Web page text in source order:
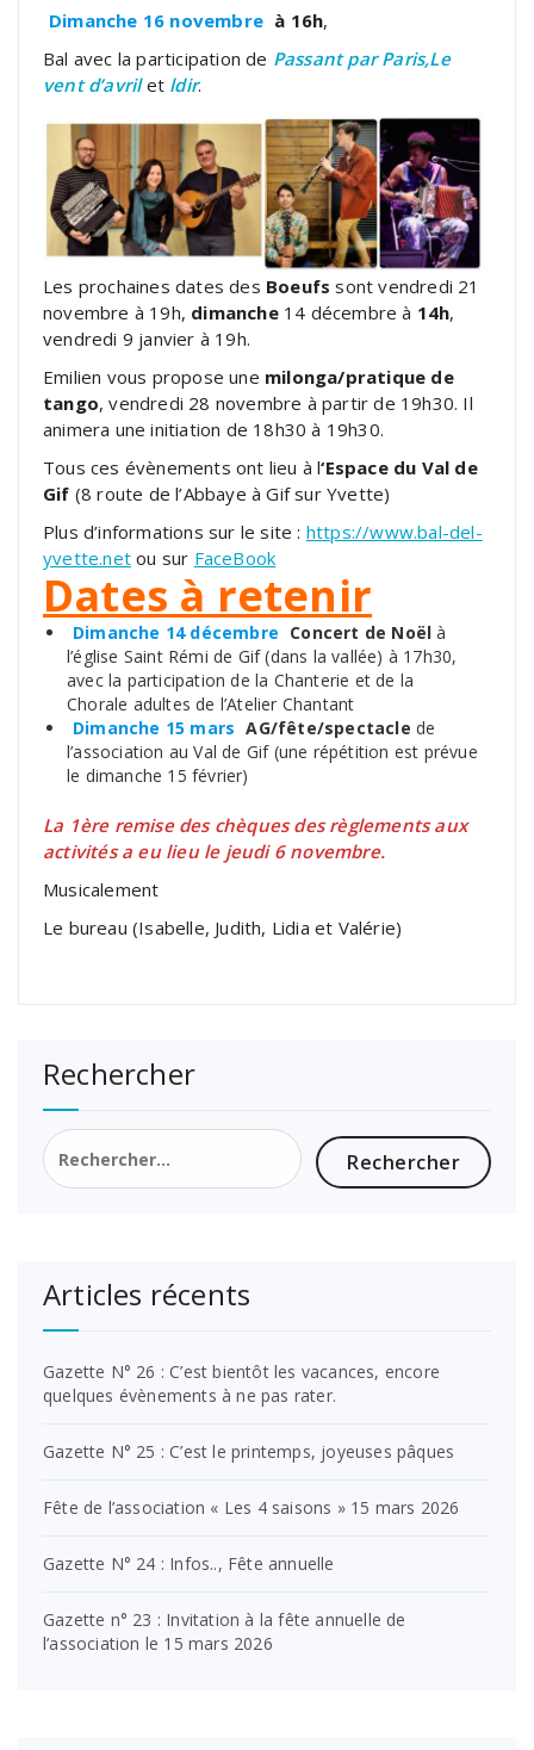
Dimanche 16 novembre à 16h,
Bal avec la participation de Passant par Paris,Le
vent d’avrilet ldir.
Les prochaines dates des Boeufssont vendredi 21
novembre à 19h, dimanche14 décembre à 14h,
vendredi 9 janvier à 19h.
Emilien vous propose une milonga/pratique de
tango, vendredi 28 novembre à partir de 19h30. Il
animera une initiation de 18h30 à 19h30.
Tous ces évènements ont lieu à l‘Espace du Val de
Gif (8 route de l’Abbaye à Gif sur Yvette)
Plus d’informations sur le site : https://www.bal-del-
yvette.net ou sur FaceBook
Dates à retenir
Dimanche 14 décembre Concert de Noëlà
l’église Saint Rémi de Gif (dans la vallée) à 17h30,
avec la participation de la Chanterie et de la
Chorale adultes de l’Atelier Chantant
Dimanche 15 mars AG/fête/spectacle de
l’association au Val de Gif (une répétition est prévue
le dimanche 15 février)
La 1ère remise des chèques des règlements aux
activités a eu lieu le jeudi 6 novembre.
Musicalement
Le bureau (Isabelle, Judith, Lidia et Valérie)
Rechercher
Rechercher :
Articles récents
Gazette N° 26 : C’est bientôt les vacances, encore
quelques évènements à ne pas rater.
Gazette N° 25 : C’est le printemps, joyeuses pâques
Fête de l’association « Les 4 saisons » 15 mars 2026
Gazette N° 24 : Infos.., Fête annuelle
Gazette n° 23 : Invitation à la fête annuelle de
l’association le 15 mars 2026